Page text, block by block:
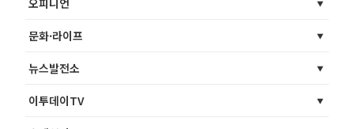
오피니언
문화·라이프
뉴스발전소
이투데이TV